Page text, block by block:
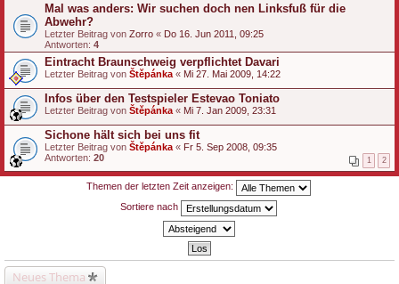
Mal was anders: Wir suchen doch nen Linksfuß für die
Abwehr?
Letzter Beitrag von Zorro « Do 16. Jun 2011, 09:25
Antworten: 4
Eintracht Braunschweig verpflichtet Davari
Letzter Beitrag von Štěpánka « Mi 27. Mai 2009, 14:22
Infos über den Testspieler Estevao Toniato
Letzter Beitrag von Štěpánka « Mi 7. Jan 2009, 23:31
Sichone hält sich bei uns fit
Letzter Beitrag von Štěpánka « Fr 5. Sep 2008, 09:35
Antworten: 20 1 2
Themen der letzten Zeit anzeigen:
Sortiere nach
Neues Thema